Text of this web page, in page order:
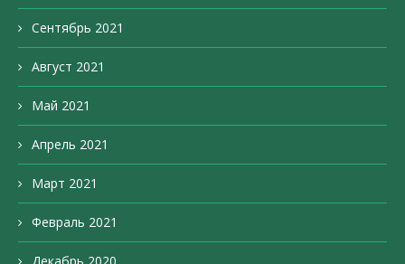
Сентябрь 2021
Август 2021
Май 2021
Апрель 2021
Март 2021
Февраль 2021